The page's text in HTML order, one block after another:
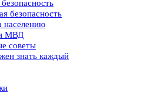
безопасность
населению
МВД
советы
знать каждый